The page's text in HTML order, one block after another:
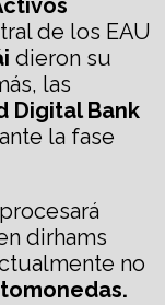
de los EAU
dieron su
las
Digital Bank
la fase
dirhams
no